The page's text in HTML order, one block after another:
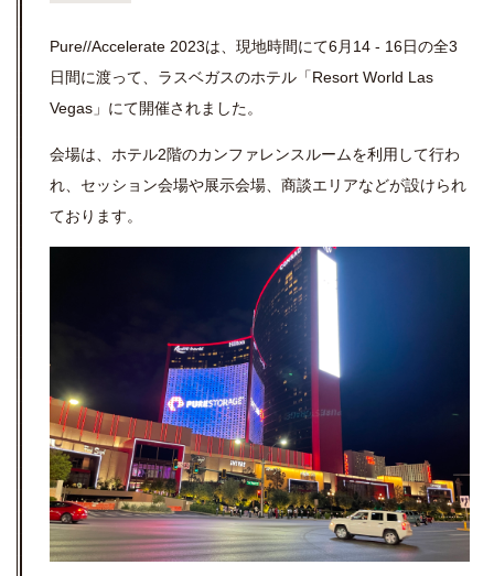
Pure//Accelerate 2023は、現地時間にて6月14 - 16日の全3
日間に渡って、ラスベガスのホテル「Resort World Las
Vegas」にて開催されました。
会場は、ホテル2階のカンファレンスルームを利用して行わ
れ、セッション会場や展示会場、商談エリアなどが設けられ
ております。